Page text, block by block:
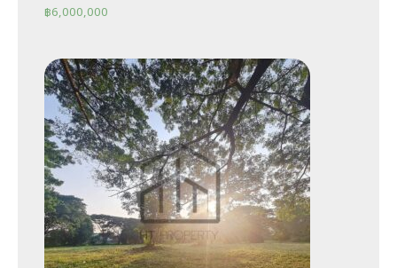
฿6,000,000